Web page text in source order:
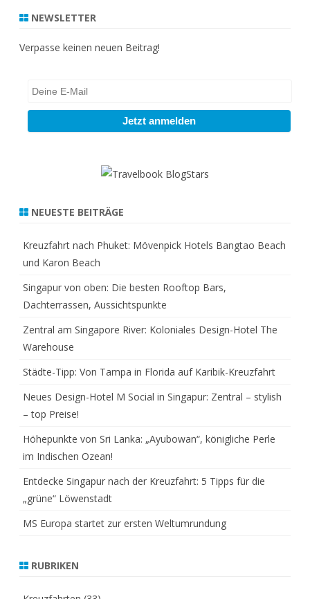
r
h
NEWSLETTER
Verpasse keinen neuen Beitrag!
NEUESTE BEITRÄGE
Kreuzfahrt nach Phuket: Mövenpick Hotels Bangtao Beach
und Karon Beach
Singapur von oben: Die besten Rooftop Bars,
Dachterrassen, Aussichtspunkte
Zentral am Singapore River: Koloniales Design-Hotel The
Warehouse
Städte-Tipp: Von Tampa in Florida auf Karibik-Kreuzfahrt
Neues Design-Hotel M Social in Singapur: Zentral – stylish
– top Preise!
Höhepunkte von Sri Lanka: „Ayubowan“, königliche Perle
im Indischen Ozean!
Entdecke Singapur nach der Kreuzfahrt: 5 Tipps für die
„grüne“ Löwenstadt
MS Europa startet zur ersten Weltumrundung
RUBRIKEN